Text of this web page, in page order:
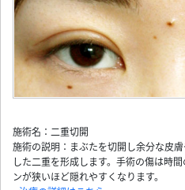
施術名：二重切開
施術の説明：まぶたを切開し余分な皮
した二重を形成します。手術の傷は時
ンが狭いほど隠れやすくなります。